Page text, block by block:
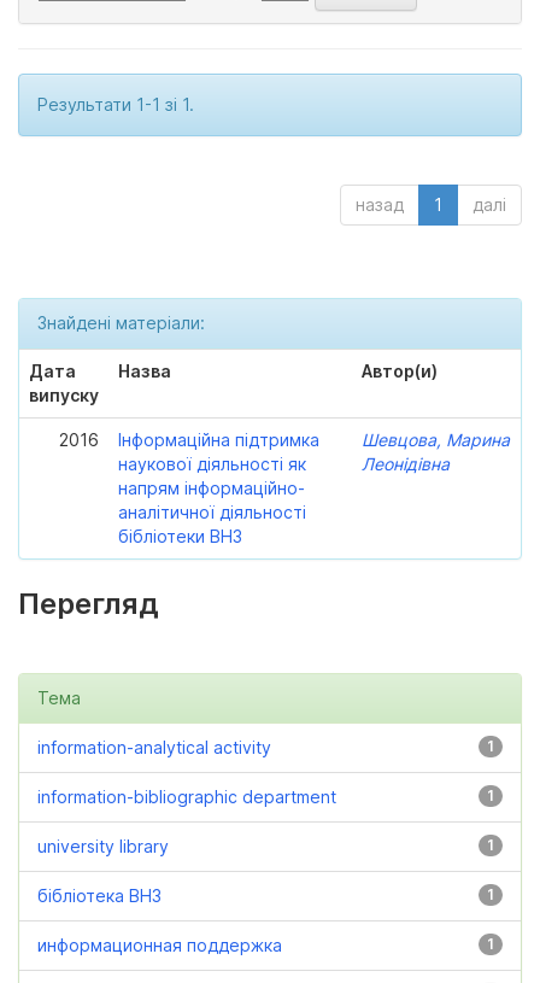
Результати 1-1 зі 1.
назад 1 далі
Знайдені матеріали:
Дата
випуску
Назва Автор(и)
2016
Інформаційна підтримка
наукової діяльності як
напрям інформаційно-
аналітичної діяльності
бібліотеки ВНЗ
Шевцова, Марина
Леонідівна
Перегляд
Тема
1
information-analytical activity
1
information-bibliographic department
1
university library
1
бібліотека ВНЗ
1
информационная поддержка